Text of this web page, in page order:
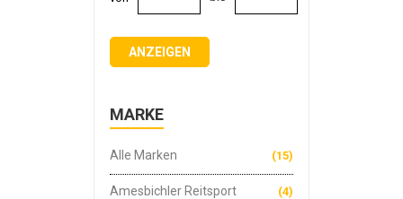
ANZEIGEN
MARKE
Alle Marken (15)
Amesbichler Reitsport (4)